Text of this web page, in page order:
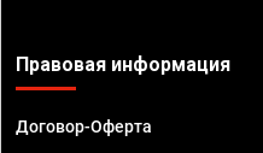
Правовая информация
Договор-Оферта